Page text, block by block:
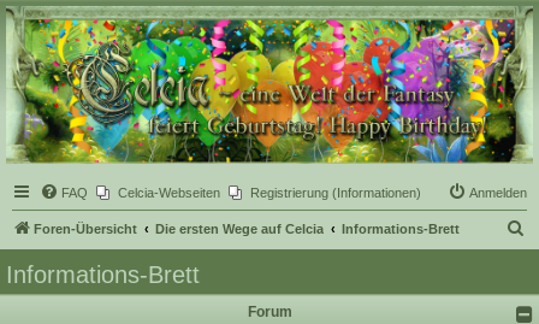
Celcia - eine Welt der
Fantasy
FAQ Celcia-Webseiten Registrierung (Informationen) Anmelden
Foren-Übersicht Die ersten Wege auf Celcia Informations-Brett
h
Informations-Brett
Forum